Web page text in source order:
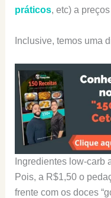
práticos, etc) a
Inclusive, temos uma
Ingredientes low-carb
Pois, a R$1,50 o
frente com os doces